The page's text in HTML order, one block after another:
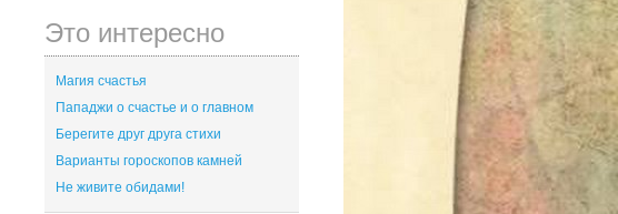
Это интересно
Магия счастья
Пападжи о счастье и о главном
Берегите друг друга стихи
Варианты гороскопов камней
Не живите обидами!